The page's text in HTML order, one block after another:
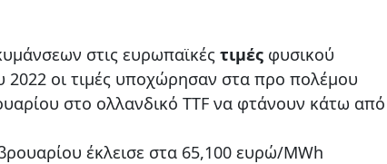
στις ευρωπαϊκές τιμές φυσικού
2022 οι τιμές υποχώρησαν στα προ πολέμου
στο ολλανδικό TTF να φτάνουν κάτω από
έκλεισε στα 65,100 ευρώ/MWh